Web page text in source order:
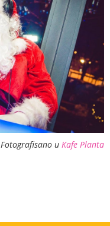
Fotografisano u Kafe Planta